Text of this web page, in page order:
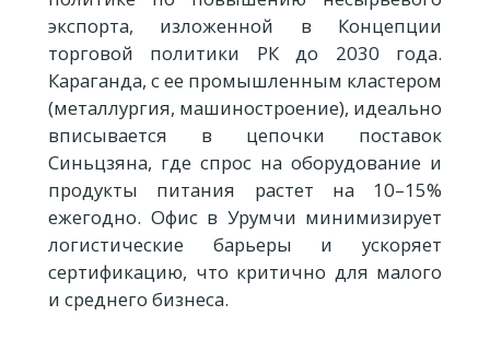
экспорта, изложенной в Концепции
торговой политики РК до 2030 года.
Караганда, с ее промышленным кластером
(металлургия, машиностроение), идеально
вписывается в цепочки поставок
Синьцзяна, где спрос на оборудование и
продукты питания растет на 10–15%
ежегодно. Офис в Урумчи минимизирует
логистические барьеры и ускоряет
сертификацию, что критично для малого
и среднего бизнеса.